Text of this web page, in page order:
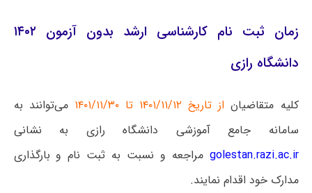
زمان ثبت نام کارشناسی ارشد بدون آزمون ۱۴۰۲
دانشگاه رازی
کلیه متقاضیان از تاریخ ۱۴۰۱/۱۱/۱۲ تا ۱۴۰۱/۱۱/۳۰
می‌توانند به
سامانه جامع آموزشی دانشگاه رازی به نشانی
golestan.razi.ac.ir مراجعه و نسبت به ثبت نام و بارگذاری
مدارک خود اقدام نمایند.